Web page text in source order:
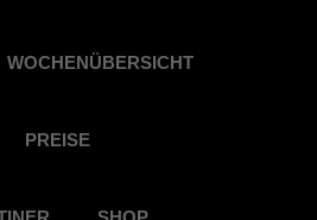
WOCHENÜBERSICHT
PREISE